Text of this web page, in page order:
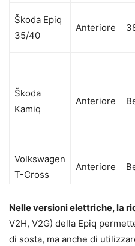
Škoda Epiq
35/40
Anteriore
Škoda
Kamiq
Anteriore
Volkswagen
T-Cross
Anteriore
Nelle versioni elettriche, la
V2H, V2G) della Epiq
di sosta, ma anche di